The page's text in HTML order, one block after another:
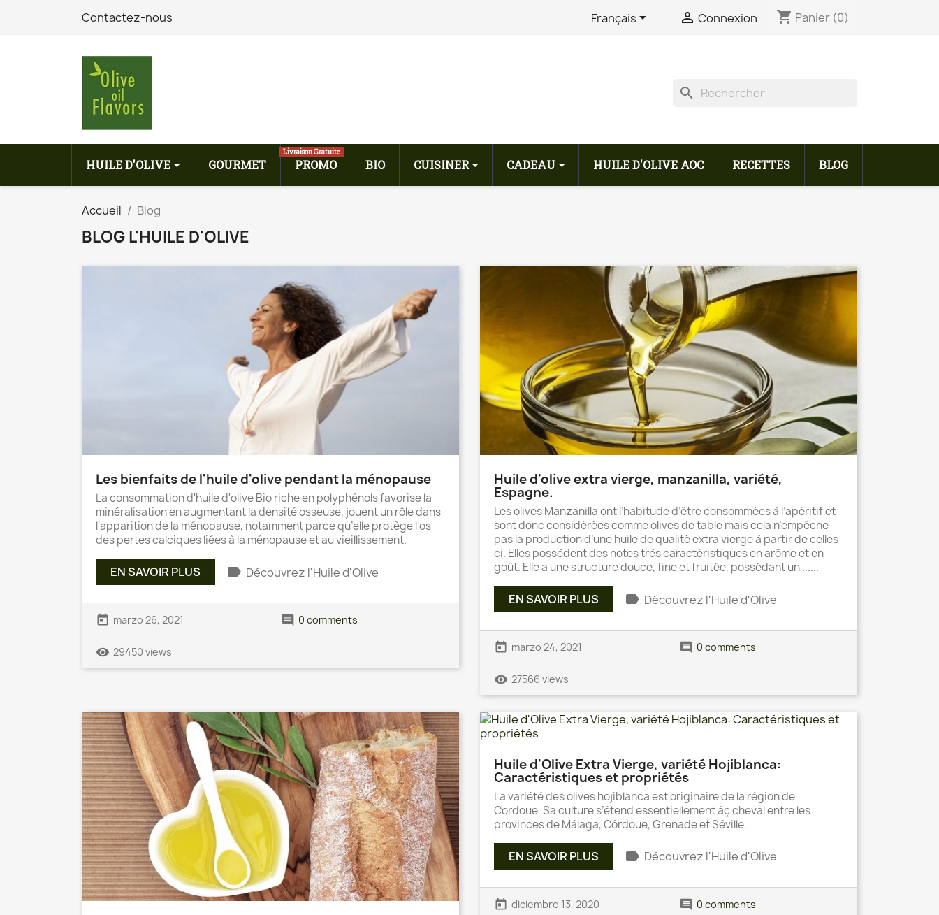
Contactez-nous Français  Connexion shopping_cart Panier (0)
search
HUILE D'OLIVE GOURMET PROMO
Livraison Gratuite
BIO CUISINER CADEAU HUILE D'OLIVE AOC RECETTES BLOG
Accueil Blog
BLOG L'HUILE D'OLIVE
Les bienfaits de l'huile d'olive pendant la ménopause
La consommation d'huile d'olive Bio riche en polyphénols favorise la
minéralisation en augmentant la densité osseuse, jouent un rôle dans
l'apparition de la ménopause, notamment parce qu’elle protège l'os
des pertes calciques liées à la ménopause et au vieillissement.
EN SAVOIR PLUS label Découvrez l'Huile d'Olive
today marzo 26, 2021 comment 0 comments
remove_red_eye 29450 views
Huile d'olive extra vierge, manzanilla, variété,
Espagne.
Les olives Manzanilla ont l’habitude d’être consommées à l’apéritif et
sont donc considérées comme olives de table mais cela n’empêche
pas la production d’une huile de qualité extra vierge à partir de celles-
ci. Elles possèdent des notes très caractéristiques en arôme et en
goût. Elle a une structure douce, fine et fruitée, possédant un ......
EN SAVOIR PLUS label Découvrez l'Huile d'Olive
today marzo 24, 2021 comment 0 comments
remove_red_eye 27566 views
Huile d'Olive Extra Vierge, variété Hojiblanca:
Caractéristiques et propriétés
La variété des olives hojiblanca est originaire de la région de
Cordoue. Sa culture s’étend essentiellement àç cheval entre les
provinces de Málaga, Córdoue, Grenade et Séville.
EN SAVOIR PLUS label Découvrez l'Huile d'Olive
today diciembre 13, 2020 comment 0 comments